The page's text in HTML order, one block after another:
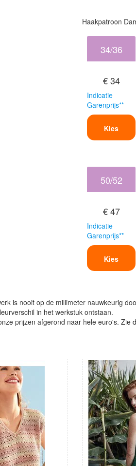
Haakpatroon
34/36
€ 34
Indicatie
Garenprijs**
Kies
50/52
€ 47
Indicatie
Garenprijs**
Kies
is nooit op de millimeter nauwkeurig
in het werkstuk ontstaan.
prijzen afgerond naar hele euro's. Zie